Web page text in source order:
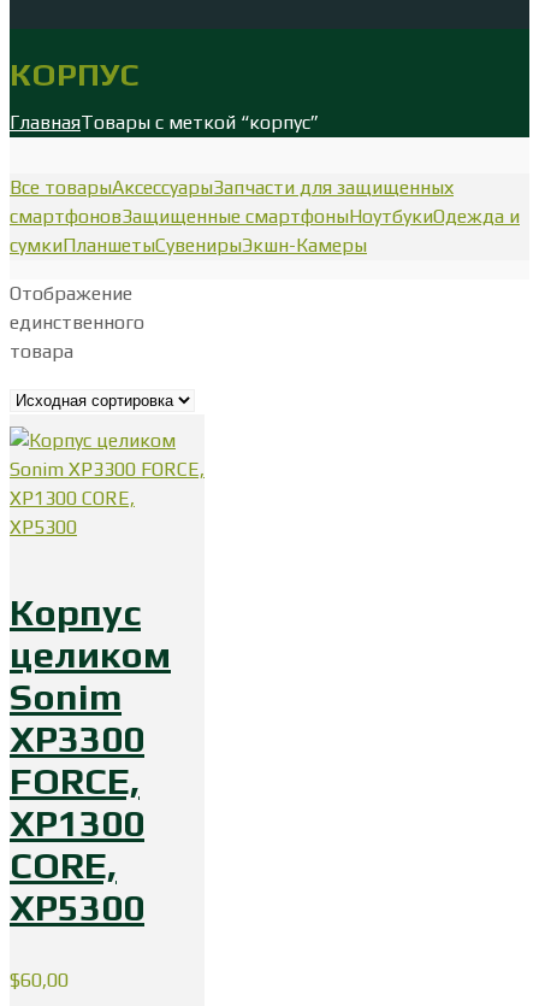
КОРПУС
ГлавнаяТовары с меткой “корпус”
Все товарыАксессуарыЗапчасти для защищенных
смартфоновЗащищенные смартфоныНоутбукиОдежда и
сумкиПланшетыСувенирыЭкшн-Камеры
Отображение
единственного
товара
Корпус
целиком
Sonim
XP3300
FORCE,
XP1300
CORE,
XP5300
$60,00